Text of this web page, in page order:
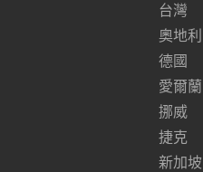
台灣
奧地利
德國
愛爾蘭
挪威
捷克
新加坡